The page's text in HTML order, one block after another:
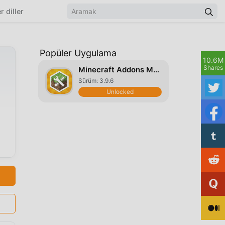
diller
Popüler Uygulama
Minecraft Addons Maker
Sürüm: 3.9.6
Unlocked
10.6M
Shares